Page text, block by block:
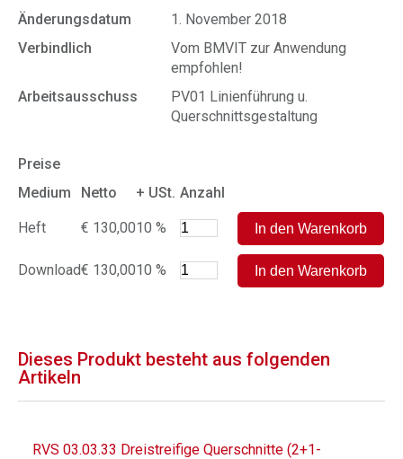
Änderungsdatum
1. November 2018
Verbindlich
Vom BMVIT zur Anwendung
empfohlen!
Arbeitsausschuss
PV01 Linienführung u.
Querschnittsgestaltung
Preise
Medium
Netto + USt. Anzahl
Heft € 130,0010 %
Download€ 130,0010 %
Dieses Produkt besteht aus folgenden
Artikeln
RVS 03.03.33 Dreistreifige Querschnitte (2+1-